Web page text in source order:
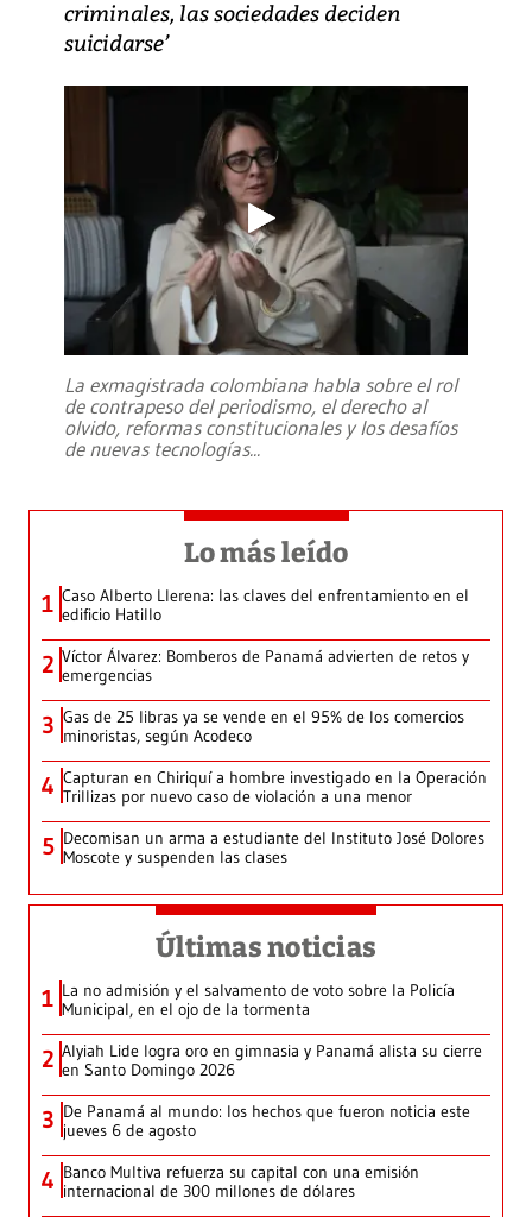
criminales, las sociedades deciden
suicidarse’
La exmagistrada colombiana habla sobre el rol
de contrapeso del periodismo, el derecho al
olvido, reformas constitucionales y los desafíos
de nuevas tecnologías...
Lo más leído
1 Caso Alberto Llerena: las claves del enfrentamiento en el
edificio Hatillo
2 Víctor Álvarez: Bomberos de Panamá advierten de retos y
emergencias
3 Gas de 25 libras ya se vende en el 95% de los comercios
minoristas, según Acodeco
4 Capturan en Chiriquí a hombre investigado en la Operación
Trillizas por nuevo caso de violación a una menor
5 Decomisan un arma a estudiante del Instituto José Dolores
Moscote y suspenden las clases
Últimas noticias
1 La no admisión y el salvamento de voto sobre la Policía
Municipal, en el ojo de la tormenta
2 Alyiah Lide logra oro en gimnasia y Panamá alista su cierre
en Santo Domingo 2026
3 De Panamá al mundo: los hechos que fueron noticia este
jueves 6 de agosto
4 Banco Multiva refuerza su capital con una emisión
internacional de 300 millones de dólares